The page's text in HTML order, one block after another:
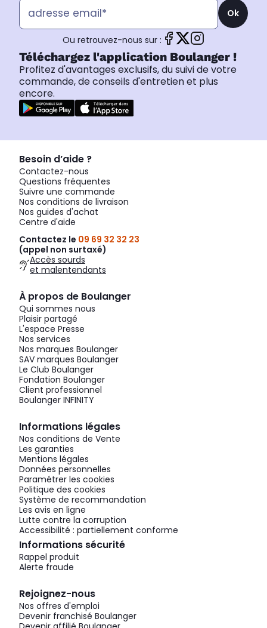
Ok
Ou retrouvez-nous sur :
Téléchargez l'application Boulanger !
Profitez d'avantages exclusifs, du suivi de votre
commande, de conseils d'entretien et plus
encore.
Besoin d’aide ?
Contactez-nous
Questions fréquentes
Suivre une commande
Nos conditions de livraison
Nos guides d'achat
Centre d'aide
Contactez le 09 69 32 32 23
(appel non surtaxé)
Accès sourds
et malentendants
À propos de Boulanger
Qui sommes nous
Plaisir partagé
L'espace Presse
Nos services
Nos marques Boulanger
SAV marques Boulanger
Le Club Boulanger
Fondation Boulanger
Client professionnel
Boulanger INFINITY
Informations légales
Nos conditions de Vente
Les garanties
Mentions légales
Données personnelles
Paramétrer les cookies
Politique des cookies
Système de recommandation
Les avis en ligne
Lutte contre la corruption
Accessibilité : partiellement conforme
Informations sécurité
Rappel produit
Alerte fraude
Rejoignez-nous
Nos offres d'emploi
Devenir franchisé Boulanger